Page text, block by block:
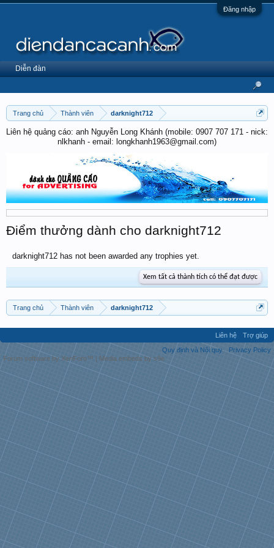
Đăng nhập
Trang chủ Thành viên darknight712
Liên hệ quảng cáo: anh Nguyễn Long Khánh (mobile: 0907 707 171 - nick:
nlkhanh - email: longkhanh1963@gmail.com)
Điểm thưởng dành cho darknight712
darknight712 has not been awarded any trophies yet.
Xem tất cả thành tích có thể đạt được
Trang chủ Thành viên darknight712
Diễn đàn
Liên hệ
Trợ giúp
Quy định và Nội quy
Privacy Policy
Forum software by XenForo™ | Media embeds by s9e